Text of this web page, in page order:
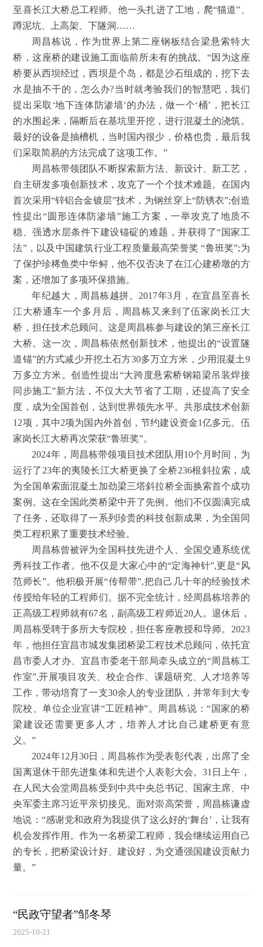
至喜长江大桥总工程师。他一头扎进了工地，爬“猫道”、
蹲泥坑、上高架、下隧洞……
周昌栋说，作为世界上第二座钢板结合梁悬索特大
桥，这座桥的建设施工面临前所未有的挑战。“因为这座
桥要从西坝经过，西坝是个岛，都是沙石组成的，挖下去
水是抽不干的，怎么办?当时就考验我们的智慧吧，我们
提出采取‘地下连体防渗墙’的办法，做一个‘桶’，把长江
的水围起来，隔断后在基坑里开挖，进行混凝土的浇筑。
最好的设备是抽槽机，当时国内很少，价格也贵，最后我
们采取简易的方法完成了这项工作。”
周昌栋带领团队不断探索新方法、新设计、新工艺，
自主研发多项创新技术，攻克了一个个技术难题。在国内
首次采用“锌铝合金镀层”技术，为钢丝穿上“防锈衣”;创造
性提出“圆形连体防渗墙”施工方案，一举攻克了地质不
稳、强透水层条件下建设锚碇的难题，并获得了“国家工
法”，以及中国建筑行业工程质量最高荣誉奖 “鲁班奖”;为
了保护珍稀鱼类中华鲟，他不仅否决了在江心建桥墩的方
案，还增加了多项环保措施。
年纪越大，周昌栋越拼。2017年3月，在宜昌至喜长
江大桥通车一个多月后，周昌栋又来到了伍家岗长江大
桥，担任技术总顾问。这是周昌栋参与建设的第三座长江
大桥。这一次，周昌栋依然创新技术，他提出的“设置隧
道锚”的方式减少开挖土石方30多万立方米，少用混凝土9
万多立方米。创造性提出“大跨度悬索桥钢箱梁吊装焊接
同步施工”新方法，不仅大大节省了工期，还提高了安全
度，成为全国首创，达到世界领先水平。共形成技术创新
12项，其中2项为国内外首创，节约建设资金1亿多元。伍
家岗长江大桥再次荣获“鲁班奖”。
2024年，周昌栋带领项目技术团队用10个月时间，为
运行了23年的夷陵长江大桥更换了全桥236根斜拉索，成
为全国单索面混凝土加劲梁三塔斜拉桥全面换索首个成功
案例。这在全国此类桥梁中开了先例。他们不仅圆满完成
了任务，还取得了一系列珍贵的科技创新成果，为全国同
类工程积累了重要技术经验。
周昌栋曾被评为全国科技先进个人、全国交通系统优
秀科技工作者。他不仅是大家心中的“定海神针”,更是“风
范师长”。他积极开展“传帮带”,把自己几十年的经验技术
传授给年轻的工程师们。据不完全统计，经周昌栋培养的
正高级工程师就有67名，副高级工程师近20人。退休后，
周昌栋受聘于多所大专院校，担任客座教授和导师。2023
年，他担任宜昌市城发集团桥梁工程技术总顾问，依托宜
昌市委人才办、宜昌市委老干部局牵头成立的“周昌栋工
作室”,开展项目攻关、校企合作、课题研究、人才培养等
工作，带动培育了一支30余人的专业团队，并常年到大专
院校、单位企业宣讲“工匠精神”。周昌栋说：“国家的桥
梁建设还需要更多人才，培养人才比自己建桥更有意
义。”
2024年12月30日，周昌栋作为受表彰代表，出席了全
国离退休干部先进集体和先进个人表彰大会。31日上午，
在人民大会堂周昌栋受到中共中央总书记、国家主席、中
央军委主席习近平亲切接见。面对崇高荣誉，周昌栋谦虚
地说：“感谢党和政府为我提供了这么好的‘舞台’，让我有
机会发挥作用。作为一名桥梁工程师，我会继续运用自己
的专长，把桥梁设计好、建设好，为交通强国建设贡献力
量。”
“民政守望者”邹冬琴
2025-10-21